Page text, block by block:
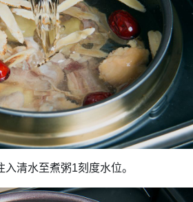
清水至煮粥1刻度水位。